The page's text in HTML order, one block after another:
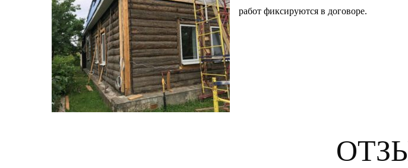
работ фиксируются в договоре.